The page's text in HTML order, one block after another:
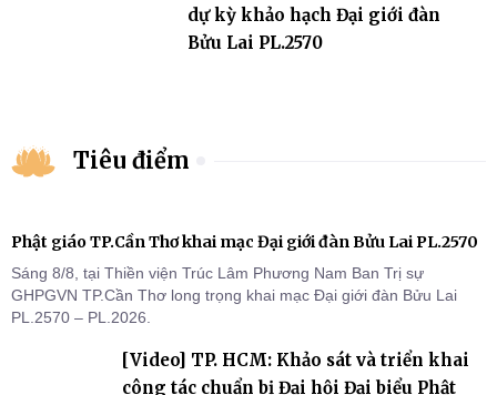
dự kỳ khảo hạch Đại giới đàn
Bửu Lai PL.2570
Tiêu điểm
Phật giáo TP.Cần Thơ khai mạc Đại giới đàn Bửu Lai PL.2570
Sáng 8/8, tại Thiền viện Trúc Lâm Phương Nam Ban Trị sự
GHPGVN TP.Cần Thơ long trọng khai mạc Đại giới đàn Bửu Lai
PL.2570 – PL.2026.
[Video] TP. HCM: Khảo sát và triển khai
công tác chuẩn bị Đại hội Đại biểu Phật